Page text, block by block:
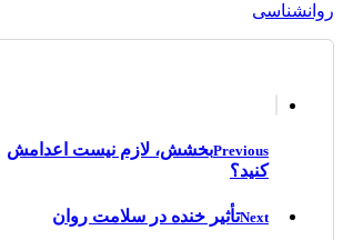
روانشناسی
Previousبخشش، لازم نیست اعدامش
کنید؟
Nextتأثیر خنده در سلامت روان